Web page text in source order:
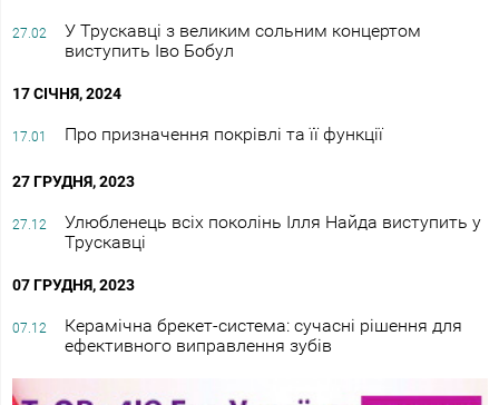
27.02
У Трускавці з великим сольним концертом
виступить Іво Бобул
17 СІЧНЯ, 2024
17.01 Про призначення покрівлі та її функції
27 ГРУДНЯ, 2023
27.12
Улюбленець всіх поколінь Ілля Найда виступить у
Трускавці
07 ГРУДНЯ, 2023
07.12
Керамічна брекет-система: сучасні рішення для
ефективного виправлення зубів